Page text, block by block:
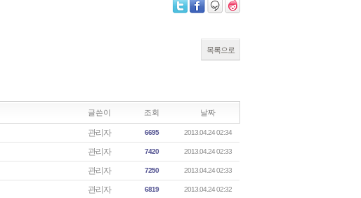
목록으로
글쓴이 조회 날짜
관리자 6695 2013.04.24 02:34
관리자 7420 2013.04.24 02:33
관리자 7250 2013.04.24 02:33
관리자 6819 2013.04.24 02:32